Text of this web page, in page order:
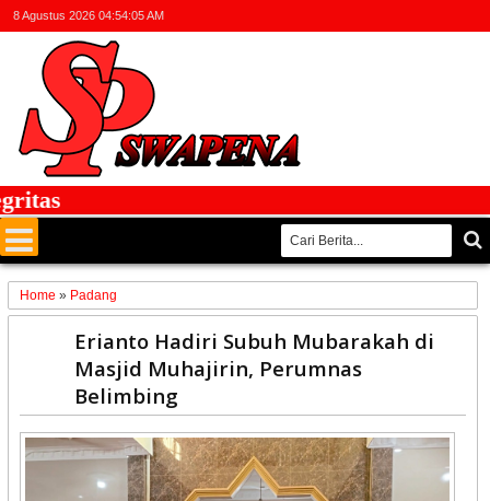
8 Agustus 2026 04:54:06 AM
Home » Padang
Erianto Hadiri Subuh Mubarakah di
Masjid Muhajirin, Perumnas
Belimbing